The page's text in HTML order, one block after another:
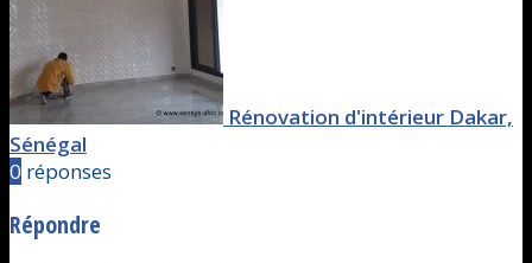
Rénovation d'intérieur Dakar,
Sénégal
0 réponses
Répondre